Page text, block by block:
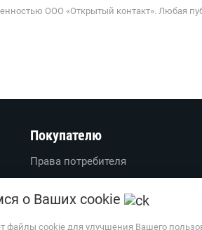
ООО «Открытый контакт». Любая
Покупателю
Права потребителя
Вопросы-ответы
Пользовательское соглашение
Политика обработки
о Ваших cookie
файлы cookie для улучшения Вашего